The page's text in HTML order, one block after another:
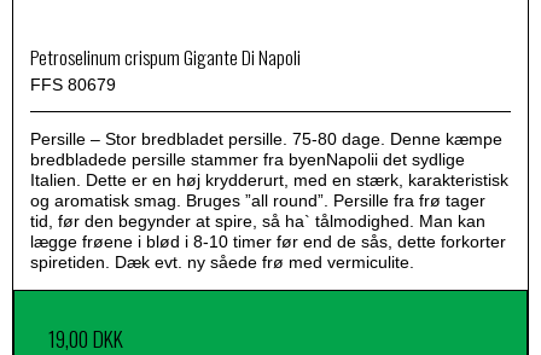
Petroselinum crispum Gigante Di Napoli
FFS 80679
Persille – Stor bredbladet persille. 75-80 dage. Denne kæmpe
bredbladede persille stammer fra byenNapolii det sydlige
Italien. Dette er en høj krydderurt, med en stærk, karakteristisk
og aromatisk smag. Bruges ”all round”. Persille fra frø tager
tid, før den begynder at spire, så ha` tålmodighed. Man kan
lægge frøene i blød i 8-10 timer før end de sås, dette forkorter
spiretiden. Dæk evt. ny såede frø med vermiculite.
19,00 DKK